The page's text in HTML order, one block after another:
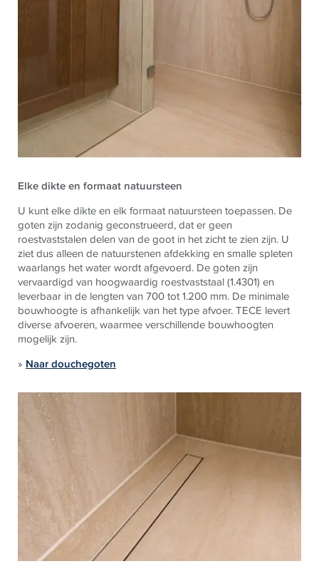
Elke dikte en formaat natuursteen
U kunt elke dikte en elk formaat natuursteen toepassen. De
goten zijn zodanig geconstrueerd, dat er geen
roestvaststalen delen van de goot in het zicht te zien zijn. U
ziet dus alleen de natuurstenen afdekking en smalle spleten
waarlangs het water wordt afgevoerd. De goten zijn
vervaardigd van hoogwaardig roestvaststaal (1.4301) en
leverbaar in de lengten van 700 tot 1.200 mm. De minimale
bouwhoogte is afhankelijk van het type afvoer.TECE levert
diverse afvoeren, waarmee verschillende bouwhoogten
mogelijk zijn.
» Naar douchegoten